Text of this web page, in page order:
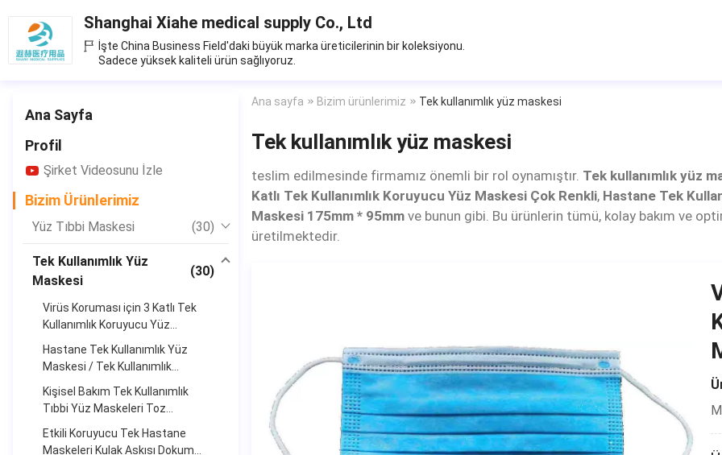
Shanghai Xiahe medical supply Co., Ltd
İşte China Business Field'daki büyük marka üreticilerinin bir koleksiyonu.
Sadece yüksek kaliteli ürün sağlıyoruz.
Ana Sayfa
Profil
Şirket Videosunu İzle
Bizim Ürünlerimiz
Yüz Tıbbi Maskesi (30)
Tek Kullanımlık Yüz
Maskesi
(30)
Virüs Koruması için 3 Katlı Tek
Kullanımlık Koruyucu Yüz
Hastane Tek Kullanımlık Yüz
Maskesi / Tek Kullanımlık
175mm * 95mm
Kişisel Bakım Tek Kullanımlık
Tıbbi Yüz Maskeleri Toz
Etkili Koruyucu Tek Hastane
Maskeleri Kulak Askısı Dokuma
Ana sayfa Bizim ürünlerimiz Tek kullanımlık yüz maskesi
Tek kullanımlık yüz maskesi
teslim edilmesinde firmamız önemli bir rol oynamıştır. Tek kullanımlık yüz
Katlı Tek Kullanımlık Koruyucu Yüz Maskesi Çok Renkli, Hastane Tek
Maskesi 175mm * 95mm ve bunun gibi. Bu ürünlerin tümü, kolay bakım ve
üretilmektedir.